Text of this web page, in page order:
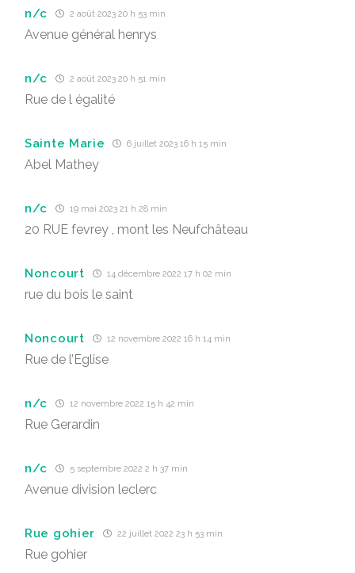
n/c 2 août 2023 20 h 53 min
Avenue général henrys
n/c 2 août 2023 20 h 51 min
Rue de l égalité
Sainte Marie 6 juillet 2023 16 h 15 min
Abel Mathey
n/c 19 mai 2023 21 h 28 min
20 RUE fevrey , mont les Neufchâteau
Noncourt 14 décembre 2022 17 h 02 min
rue du bois le saint
Noncourt 12 novembre 2022 16 h 14 min
Rue de l’Eglise
n/c 12 novembre 2022 15 h 42 min
Rue Gerardin
n/c 5 septembre 2022 2 h 37 min
Avenue division leclerc
Rue gohier 22 juillet 2022 23 h 53 min
Rue gohier